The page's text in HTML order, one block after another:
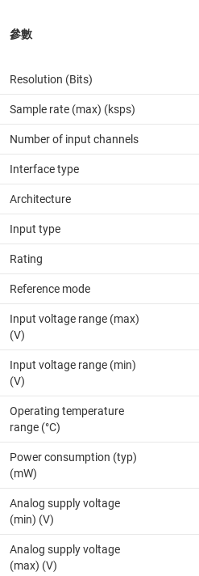
Resolution (Bits)
Sample rate (max) (ksps)
Number of input channels
Interface type
Architecture
Input type
Rating
Reference mode
Input voltage range (max)
(V)
Input voltage range (min)
(V)
Operating temperature
range (°C)
Power consumption (typ)
(mW)
Analog supply voltage
(min) (V)
Analog supply voltage
(max) (V)